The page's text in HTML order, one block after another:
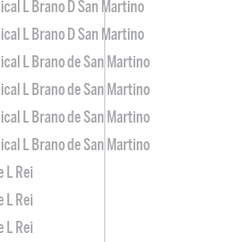
L Brano D San Martino
L Brano D San Martino
L Brano de San Martino
L Brano de San Martino
L Brano de San Martino
L Brano de San Martino
L Rei
L Rei
L Rei